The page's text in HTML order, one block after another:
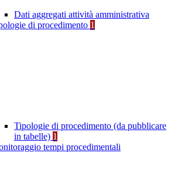
Dati aggregati attività amministrativa
di procedimento 1
Tipologie di procedimento (da pubblicare
in tabelle) 1
tempi procedimentali